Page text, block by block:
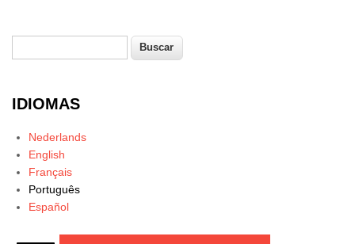
Formulário de busca
IDIOMAS
Nederlands
English
Français
Português
Español